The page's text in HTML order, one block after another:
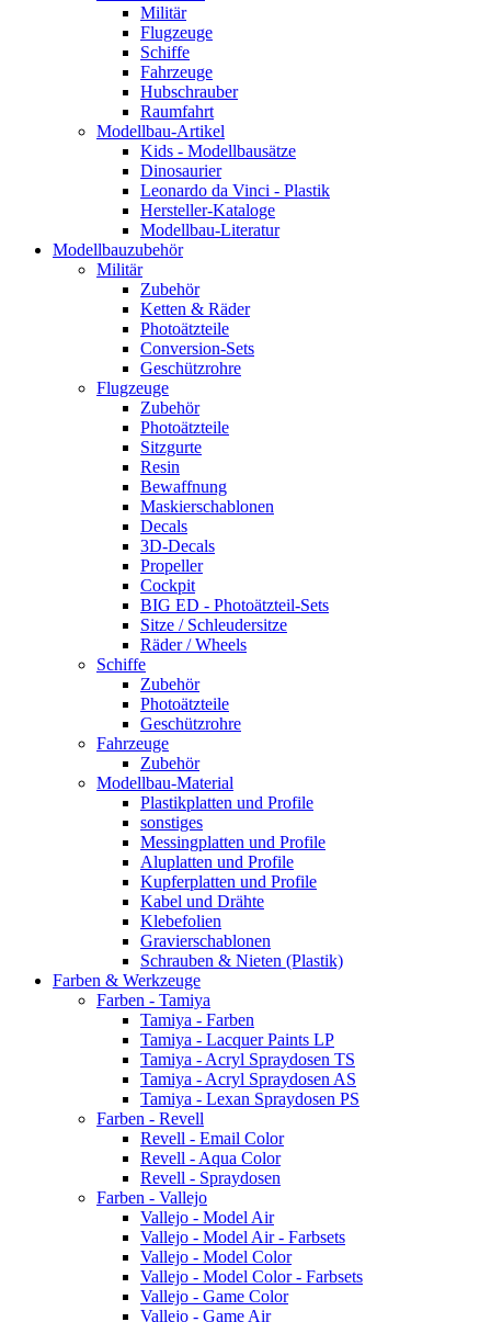
Militär
Flugzeuge
Schiffe
Fahrzeuge
Hubschrauber
Raumfahrt
Modellbau-Artikel
Kids - Modellbausätze
Dinosaurier
Leonardo da Vinci - Plastik
Hersteller-Kataloge
Modellbau-Literatur
Modellbauzubehör
Militär
Zubehör
Ketten & Räder
Photoätzteile
Conversion-Sets
Geschützrohre
Flugzeuge
Zubehör
Photoätzteile
Sitzgurte
Resin
Bewaffnung
Maskierschablonen
Decals
3D-Decals
Propeller
Cockpit
BIG ED - Photoätzteil-Sets
Sitze / Schleudersitze
Räder / Wheels
Schiffe
Zubehör
Photoätzteile
Geschützrohre
Fahrzeuge
Zubehör
Modellbau-Material
Plastikplatten und Profile
sonstiges
Messingplatten und Profile
Aluplatten und Profile
Kupferplatten und Profile
Kabel und Drähte
Klebefolien
Gravierschablonen
Schrauben & Nieten (Plastik)
Farben & Werkzeuge
Farben - Tamiya
Tamiya - Farben
Tamiya - Lacquer Paints LP
Tamiya - Acryl Spraydosen TS
Tamiya - Acryl Spraydosen AS
Tamiya - Lexan Spraydosen PS
Farben - Revell
Revell - Email Color
Revell - Aqua Color
Revell - Spraydosen
Farben - Vallejo
Vallejo - Model Air
Vallejo - Model Air - Farbsets
Vallejo - Model Color
Vallejo - Model Color - Farbsets
Vallejo - Game Color
Vallejo - Game Air